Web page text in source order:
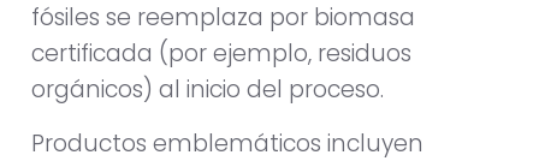
fósiles se reemplaza por biomasa
certificada (por ejemplo, residuos
orgánicos) al inicio del proceso.
Productos emblemáticos incluyen